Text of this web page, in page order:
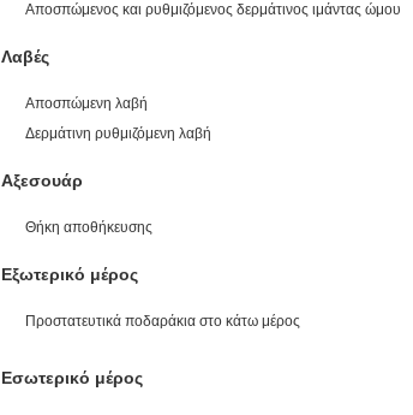
Αποσπώμενος και ρυθμιζόμενος δερμάτινος ιμάντας ώμου
Λαβές
Αποσπώμενη λαβή
Δερμάτινη ρυθμιζόμενη λαβή
Αξεσουάρ
Θήκη αποθήκευσης
Εξωτερικό μέρος
Προστατευτικά ποδαράκια στο κάτω μέρος
Εσωτερικό μέρος